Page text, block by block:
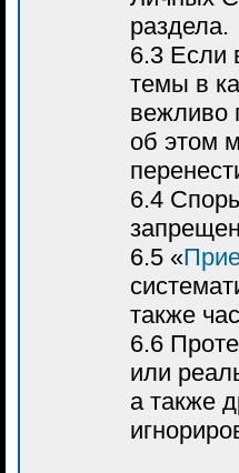
раздела.
6.3 Если
темы в
вежливо
об этом
6.4
6.5 «
также
6.6
или
а также